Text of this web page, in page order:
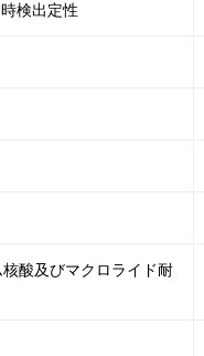
検出定性
酸及びマクロライド耐